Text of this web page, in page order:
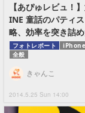
【あぴゅレビュ！
INE 童話のパティ
略、効率を突き詰
フォトレポート iPhone
全般
2014.5.25 Sun 14:00
きゃんこ